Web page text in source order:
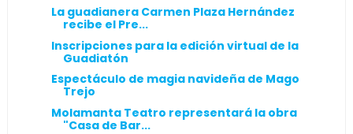
La guadianera Carmen Plaza Hernández
recibe el Pre...
Inscripciones para la edición virtual de la
Guadiatón
Espectáculo de magia navideña de Mago
Trejo
Molamanta Teatro representará la obra
"Casa de Bar...